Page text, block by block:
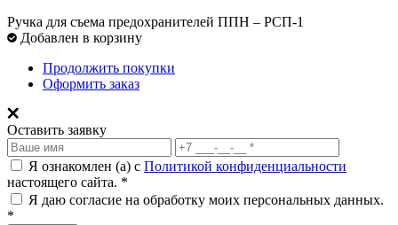
Ручка для съема предохранителей ППН – РСП-1
Добавлен в корзину
Продолжить покупки
Оформить заказ
Оставить заявку
Я ознакомлен (а) с Политикой конфиденциальности
настоящего сайта. *
Я даю согласие на обработку моих персональных данных.
*